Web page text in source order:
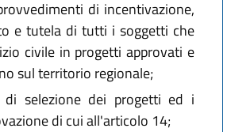
di incentivazione,
e tutela di tutti i soggetti che
civile in progetti approvati e
sul territorio regionale;
di selezione dei progetti ed i
di cui all'articolo 14;